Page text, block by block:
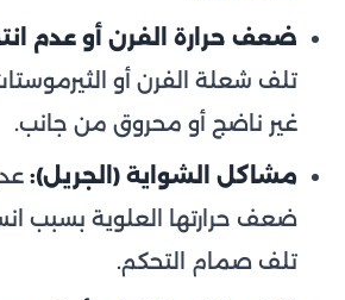
ضعف حرارة الفرن أو عدم
تلف شعلة الفرن أو
غير ناضج أو محروق من جانب.
مشاكل الشواية (الجريل):
ضعف حرارتها العلوية بسبب
تلف صمام التحكم.